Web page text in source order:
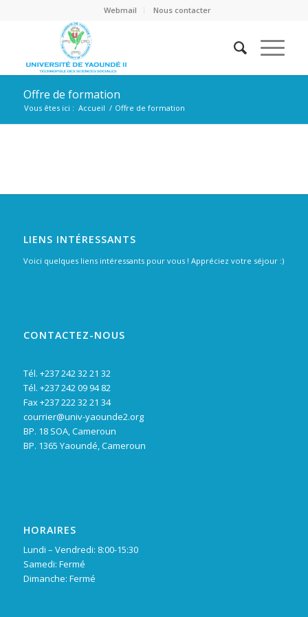
Webmail Nous contacter
Offre de formation
Vous êtes ici : Accueil / Offre de formation
LIENS INTÉRESSANTS
Voici quelques liens intéressants pour vous ! Appréciez votre séjour :)
CONTACTEZ-NOUS
Tél. +237 242 32 21 32
Tél. +237 242 09 94 82
Fax +237 222 32 21 34
courrier@univ-yaounde2.org
BP. 18 SOA, Cameroun
BP. 1365 Yaoundé, Cameroun
HORAIRES
Lundi – Vendredi: 8:00-15:30
Samedi: Fermé
Dimanche: Fermé